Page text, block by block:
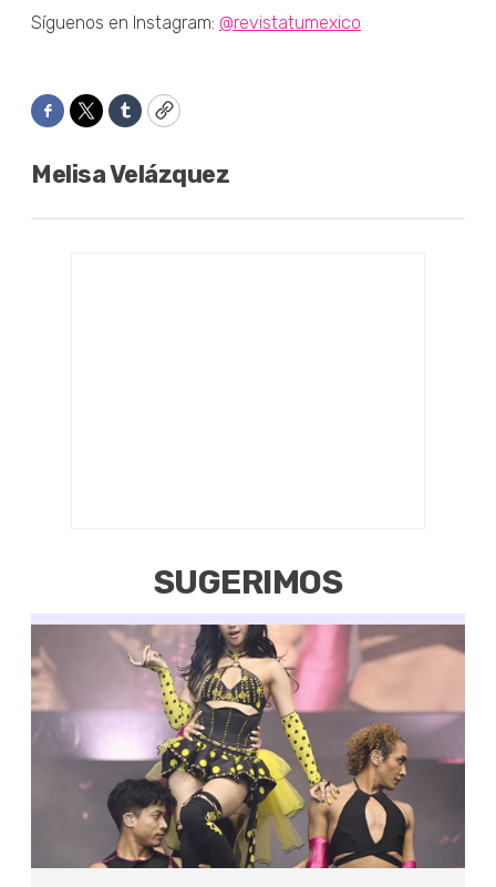
Síguenos en Instagram: @revistatumexico
Facebook
TwitterTumblrCopy
Melisa Velázquez
SUGERIMOS